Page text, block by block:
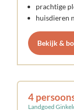
prachtige
huisdieren
Bekijk &
4
Landgoed